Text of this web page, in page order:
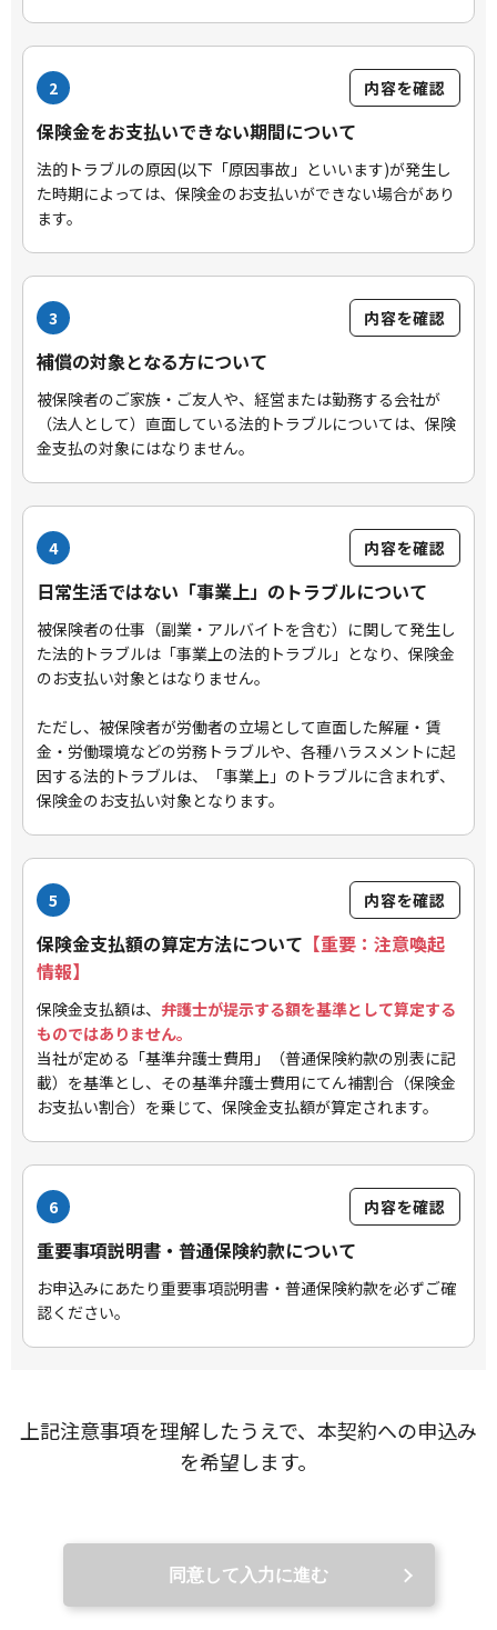
2 内容を確認
保険金をお支払いできない期間について
法的トラブルの原因(以下「原因事故」といいます)が発生し
た時期によっては、保険金のお支払いができない場合があり
ます。
3 内容を確認
補償の対象となる方について
被保険者のご家族・ご友人や、経営または勤務する会社が
（法人として）直面している法的トラブルについては、保険
金支払の対象にはなりません。
4 内容を確認
日常生活ではない「事業上」のトラブルについて
被保険者の仕事（副業・アルバイトを含む）に関して発生し
た法的トラブルは「事業上の法的トラブル」となり、保険金
のお支払い対象とはなりません。
ただし、被保険者が労働者の立場として直面した解雇・賃
金・労働環境などの労務トラブルや、各種ハラスメントに起
因する法的トラブルは、「事業上」のトラブルに含まれず、
保険金のお支払い対象となります。
5 内容を確認
保険金支払額の算定方法について 【重要：注意喚起
情報】
保険金支払額は、 弁護士が提示する額を基準として算定する
ものではありません。
当社が定める「基準弁護士費用」（普通保険約款の別表に記
載）を基準とし、その基準弁護士費用にてん補割合（保険金
お支払い割合）を乗じて、保険金支払額が算定されます。
6 内容を確認
重要事項説明書・普通保険約款について
お申込みにあたり重要事項説明書・普通保険約款を必ずご確
認ください。
上記注意事項を理解したうえで、本契約への申込み
を希望します。
同意して入力に進む